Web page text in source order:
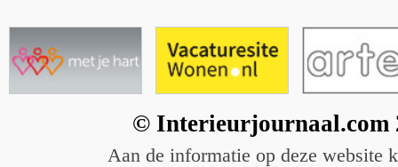
© Interieurjournaal.com
Aan de informatie op deze website